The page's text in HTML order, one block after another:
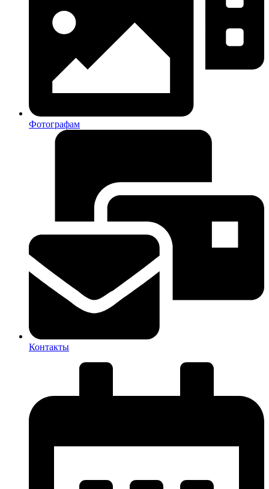
Фотографам
Контакты